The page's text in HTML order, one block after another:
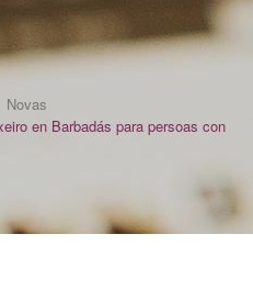
Novas
en Barbadás para persoas con